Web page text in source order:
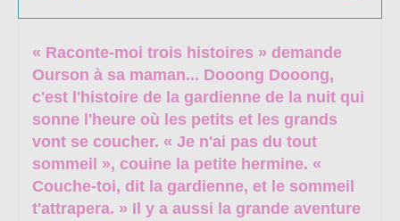
« Raconte-moi trois histoires » demande
Ourson à sa maman... Dooong Dooong,
c'est l'histoire de la gardienne de la nuit qui
sonne l'heure où les petits et les grands
vont se coucher. « Je n'ai pas du tout
sommeil », couine la petite hermine. «
Couche-toi, dit la gardienne, et le sommeil
t'attrapera. » Il y a aussi la grande aventure